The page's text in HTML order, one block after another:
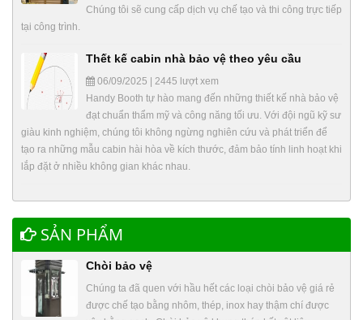
Chúng tôi sẽ cung cấp dịch vụ chế tạo và thi công trực tiếp
tại công trình.
Thết kế cabin nhà bảo vệ theo yêu cầu
06/09/2025 | 2445 lượt xem
Handy Booth tự hào mang đến những thiết kế nhà bảo vệ
đạt chuẩn thẩm mỹ và công năng tối ưu. Với đội ngũ kỹ sư
giàu kinh nghiệm, chúng tôi không ngừng nghiên cứu và phát triển để
tạo ra những mẫu cabin hài hòa về kích thước, đảm bảo tính linh hoạt khi
lắp đặt ở nhiều không gian khác nhau.
SẢN PHẨM
Chòi bảo vệ
Chúng ta đã quen với hầu hết các loại chòi bảo vệ giá rẻ
được chế tạo bằng nhôm, thép, inox hay thậm chí được